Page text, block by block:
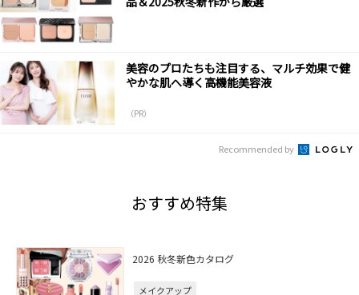
美容のプロたちも注目する、マルチ効果で健
やかな肌へ導く高機能美容液
（PR）
Recommended by
おすすめ特集
2026 秋冬新色カタログ
メイクアップ